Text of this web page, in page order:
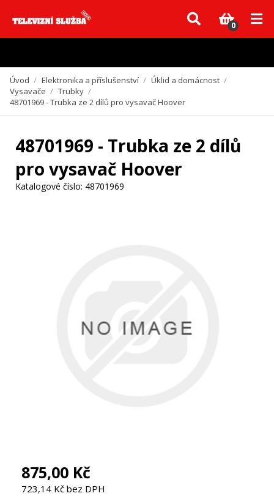
Vzhledem k aktuální situaci se může dodání dílů, které nejsou skladem,
zpozdit. Děkujeme za pochopení.
0
Úvod / Elektronika a příslušenství / Úklid a domácnost /
Vysavače / Trubky /
48701969 - Trubka ze 2 dílů pro vysavač Hoover
48701969 - Trubka ze 2 dílů
pro vysavač Hoover
Katalogové číslo: 48701969
875,00 Kč
723,14 Kč bez DPH